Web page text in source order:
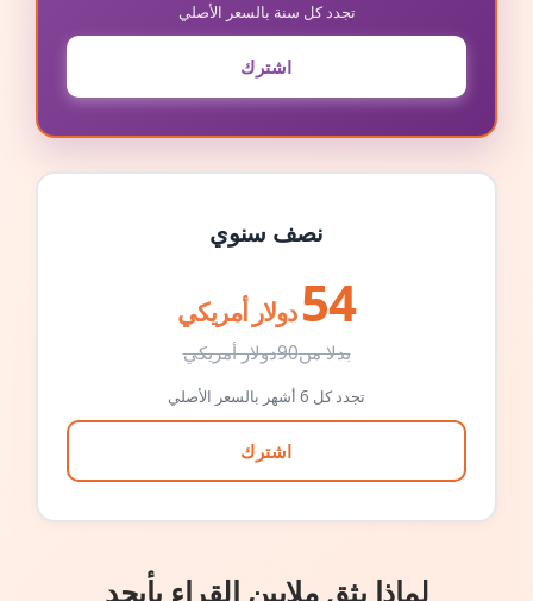
تجدد كل سنة بالسعر الأصلي
اشترك
نصف سنوي
54 دولار أمريكي
بدلا من90دولار أمريكي
تجدد كل 6 أشهر بالسعر الأصلي
اشترك
لماذا يثق ملايين القراء بأبجد